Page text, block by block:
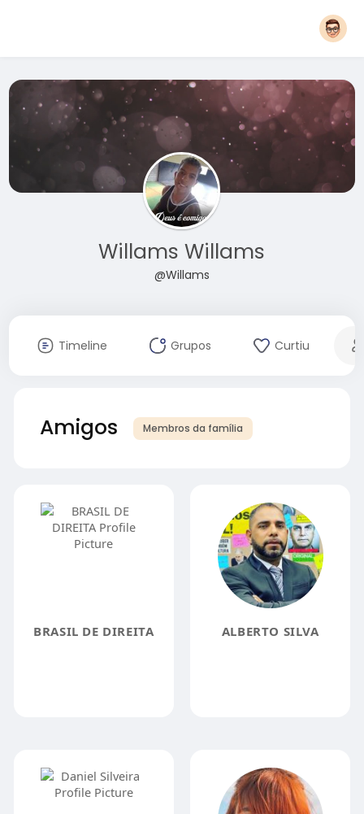
Willams Willams
@Willams
Timeline Grupos Curtiu
Amigos Membros da família
BRASIL DE DIREITA ALBERTO SILVA